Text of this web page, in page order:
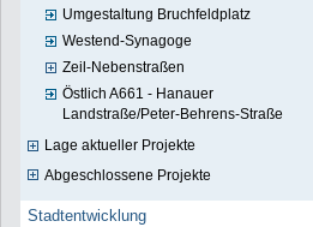
Umgestaltung Bruchfeldplatz
Westend-Synagoge
Zeil-Nebenstraßen
Östlich A661 - Hanauer
Landstraße/Peter-Behrens-Straße
Lage aktueller Projekte
Abgeschlossene Projekte
Stadtentwicklung